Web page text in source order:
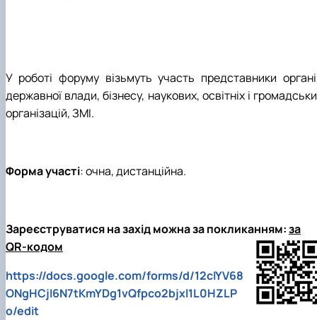
У роботі форуму візьмуть участь представники
державної влади, бізнесу, наукових, освітніх і
організацій, ЗМІ.
Форма участі: очна, дистанційна.
Зареєструватися на захід можна за покликанням:за
QR-кодом
https://docs.google.com/forms/d/12cIYV68
ONgHCjI6N7tKmYDg1vQfpco2bjxl1L0HZLP
o/edit